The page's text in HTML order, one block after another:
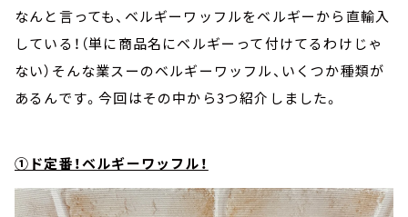
なんと言っても、ベルギーワッフルをベルギーから直輸入
している！（単に商品名にベルギーって付けてるわけじゃ
ない）そんな業スーのベルギーワッフル、いくつか種類が
あるんです。今回はその中から3つ紹介しました。
①ド定番！ベルギーワッフル！